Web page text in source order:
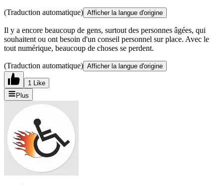
(Traduction automatique) Afficher la langue d'origine
Il y a encore beaucoup de gens, surtout des personnes âgées, qui
souhaitent ou ont besoin d'un conseil personnel sur place. Avec le
tout numérique, beaucoup de choses se perdent.
(Traduction automatique) Afficher la langue d'origine
1 Like
Plus